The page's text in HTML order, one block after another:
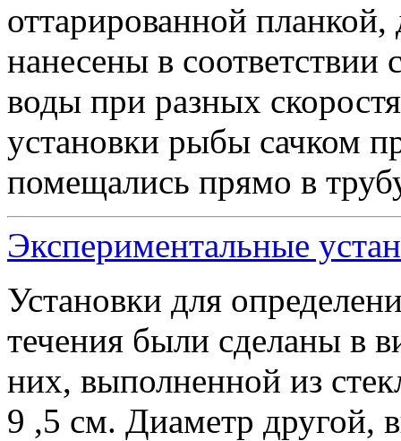
оттарированной
нанесены в соответствии
воды при разных
установки рыбы сачком
помещались прямо в
Экспериментальные
Установки для
течения были сделаны в
них, выполненной из
9 ,5 см. Диаметр другой,